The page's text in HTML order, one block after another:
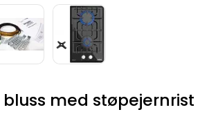
med støpejernrist